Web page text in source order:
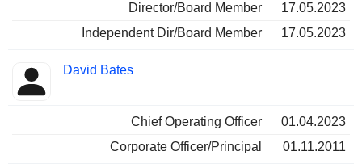
Director/Board Member
17.05.2023
Independent Dir/Board Member
17.05.2023
David Bates
Chief Operating Officer
01.04.2023
Corporate Officer/Principal
01.11.2011